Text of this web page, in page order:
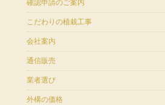
確認申請のご案内
こだわりの植栽工事
会社案内
通信販売
業者選び
外構の価格